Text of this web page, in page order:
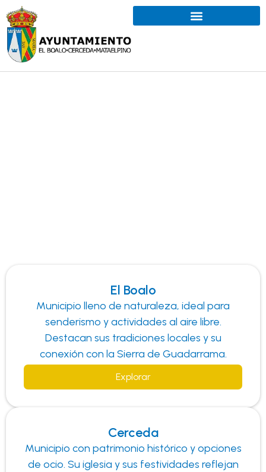
El Boalo
Municipio lleno de naturaleza, ideal para
senderismo y actividades al aire libre.
Destacan sus tradiciones locales y su
conexión con la Sierra de Guadarrama.
Explorar
Cerceda
Municipio con patrimonio histórico y opciones
de ocio. Su iglesia y sus festividades reflejan